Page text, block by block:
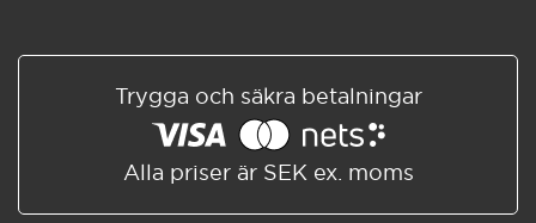
Trygga och säkra betalningar
Alla priser är SEK ex. moms